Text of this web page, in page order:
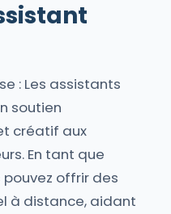
: Les assistants
soutien
créatif aux
En tant que
offrir des
à distance, aidant